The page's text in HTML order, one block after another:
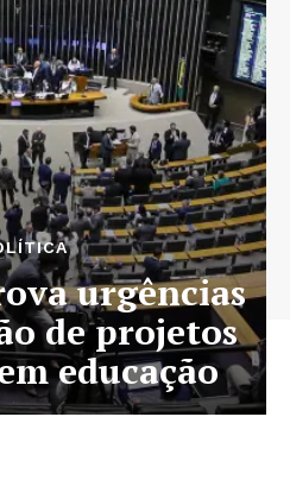
urgências
de projetos
educação